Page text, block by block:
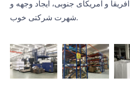
و آمریکای جنوبی، ایجاد وجهه و
شهرت شرکتی خوب.